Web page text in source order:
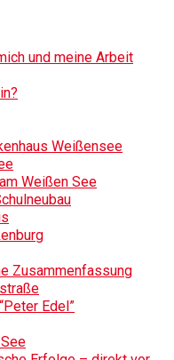
und meine Arbeit
Weißensee
Weißen See
Zusammenfassung
Edel”